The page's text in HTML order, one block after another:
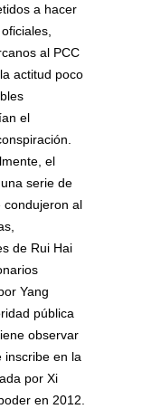
a hacer
al PCC
actitud poco
el
el
serie de
condujeron al
de Rui Hai
Yang
pública
observar
inscribe en la
por Xi
en 2012.